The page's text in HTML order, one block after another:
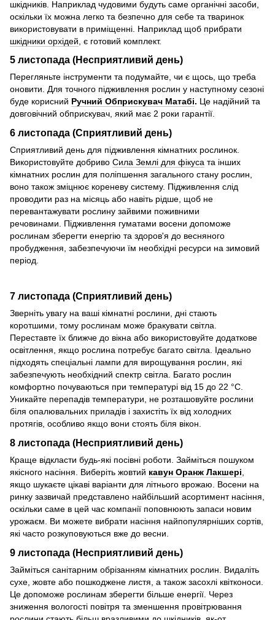
шкідників. Наприклад чудовими будуть саме органічні засоби,
оскільки їх можна легко та безпечно для себе та тваринок
використовувати в приміщенні. Наприклад щоб прибрати
шкідники орхідей , є готовий комплект.
5 листопада (Несприятливий день)
Перегляньте інструменти та подумайте, чи є щось, що треба
оновити. Для точного підживлення рослин у наступному сезоні
буде корисний Ручний Обприскувач Матабі. Це надійний та
довговічний обприскувач, який має 2 роки гарантії.
6 листопада (Сприятливий день)
Сприятливий день для підживлення кімнатних рослинок.
Використовуйте добриво Сила Землі для фікуса та інших
кімнатних рослин для поліпшення загального стану рослин,
воно також зміцнює кореневу систему. Підживлення слід
проводити раз на місяць або навіть рідше, щоб не
перевантажувати рослину зайвими поживними
речовинами. Підживлення гуматами восени допоможе
рослинам зберегти енергію та здоров'я до весняного
пробудження, забезпечуючи їм необхідні ресурси на зимовий
період.
7 листопада (Сприятливий день)
Зверніть увагу на ваші кімнатні рослини, дні стають
коротшими, тому рослинам може бракувати світла.
Переставте їх ближче до вікна або використовуйте додаткове
освітлення, якщо рослина потребує багато світла. Ідеально
підходять спеціальні лампи для вирощування рослин, які
забезпечують необхідний спектр світла. Багато рослин
комфортно почуваються при температурі від 15 до 22 °C.
Уникайте перепадів температури, не розташовуйте рослини
біля опалювальних приладів і захистіть їх від холодних
протягів, особливо якщо вони стоять біля вікон.
8 листопада (Несприятливий день)
Краще відкласти будь-які посівні роботи. Займіться пошуком
якісного насіння. Виберіть жовтий кавун Оранж Лакшері
якщо шукаєте цікаві варіанти для літнього врожаю. Восени на
ринку зазвичай представлено найбільший асортимент насіння,
оскільки саме в цей час компанії поповнюють запаси новим
урожаєм. Ви можете вибрати насіння найпопулярніших сортів,
які часто розкуповуються вже до весни.
9 листопада (Несприятливий день)
Займіться санітарним обрізанням кімнатних рослин. Видаліть
сухе, жовте або пошкоджене листя, а також засохлі квітконоси.
Це допоможе рослинам зберегти більше енергії. Через
зниження вологості повітря та зменшення провітрювання